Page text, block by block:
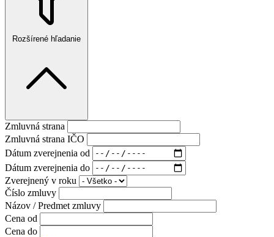
Rozšírené hľadanie
Zmluvná strana
Zmluvná strana IČO
Dátum zverejnenia od
Dátum zverejnenia do
Zverejnený v roku
Číslo zmluvy
Názov / Predmet zmluvy
Cena od
Cena do